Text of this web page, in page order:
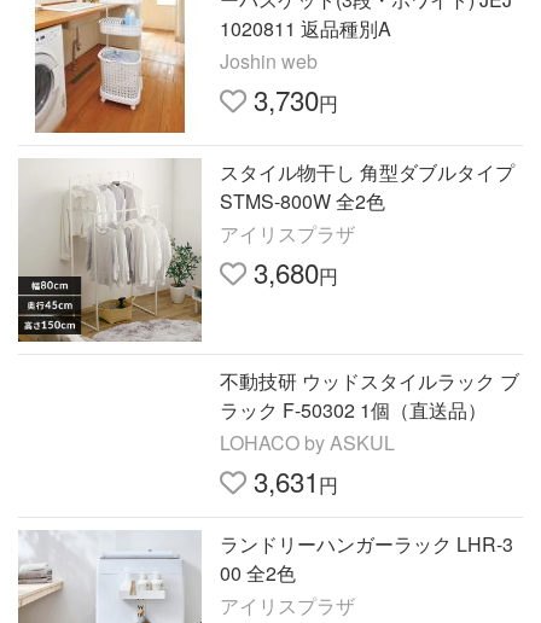
1020811 返品種別A
Joshin web
3,730円
スタイル物干し 角型ダブルタイプ
STMS-800W 全2色
アイリスプラザ
3,680円
不動技研 ウッドスタイルラック ブ
ラック F-50302 1個（直送品）
LOHACO by ASKUL
3,631 円
ランドリーハンガーラック LHR-3
00 全2色
アイリスプラザ